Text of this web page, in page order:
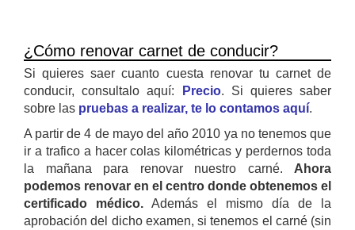
¿Cómo renovar carnet de conducir?
Si quieres saer cuanto cuesta renovar tu carnet de
conducir, consultalo aquí:
Precio. Si quieres saber
sobre las pruebas a realizar, te lo contamos aquí.
A partir de 4 de mayo del año 2010 ya no tenemos que
ir a trafico a hacer colas kilométricas y perdernos toda
la mañana para renovar nuestro carné. Ahora
podemos renovar en el centro donde obtenemos el
certificado médico. Además el mismo día de la
aprobación del dicho examen, si tenemos el carné (sin